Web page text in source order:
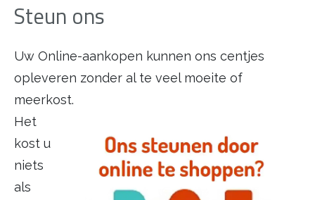
Steun ons
Uw Online-aankopen kunnen ons centjes
opleveren zonder al te veel moeite of
meerkost.
Het
kost u
niets
als
Buitenterrein
In de buurt